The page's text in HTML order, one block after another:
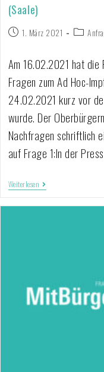
(Saale)
1. März 2021
Am 16.02.2021 hat die
Fragen zum Ad Hoc-
24.02.2021 kurz vor
wurde. Der
Nachfragen schriftlich
auf Frage 1:In der
Weiterlesen